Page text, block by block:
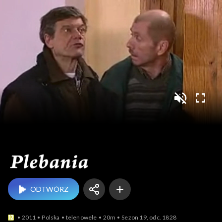
ODTWÓRZ
2011 Polska telenowele 20m Sezon 19, odc. 1828